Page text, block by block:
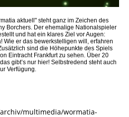
aktuell" steht ganz im Zeichen des
Borchers. Der ehemalige Nationalspieler
und hat ein klares Ziel vor Augen:
Wie er das bewerkstelligen will, erfahren
sind die Höhepunkte des Spiels
Eintracht Frankfurt zu sehen. Über 20
gibt’s nur hier! Selbstredend steht auch
Verfügung.
multimedia/wormatia-